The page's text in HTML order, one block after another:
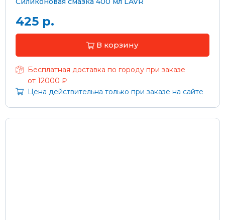
425 р.
В корзину
Бесплатная доставка по городу при заказе
от 12000 ₽
Цена действительна только при заказе на сайте